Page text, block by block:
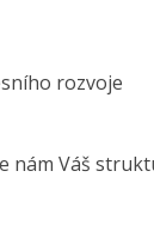
rozvoje
nám Váš